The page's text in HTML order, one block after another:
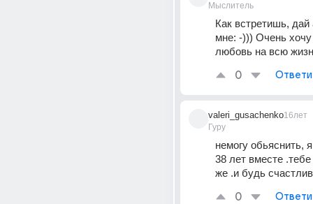
Мыслитель
Как встретишь, дай
мне: -))) Очень хочу
любовь на всю
0
valeri_gusachenko
Гуру
16лет
немогу обьяснить,
38 лет вместе
же .и будь
0